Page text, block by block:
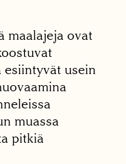
maalajeja ovat
usein
muassa
pitkiä